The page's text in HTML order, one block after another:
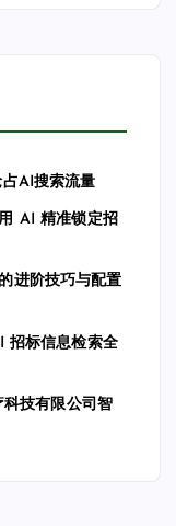
AI搜索流量
AI 精准锁定招
进阶技巧与配置
招标信息检索全
科技有限公司智